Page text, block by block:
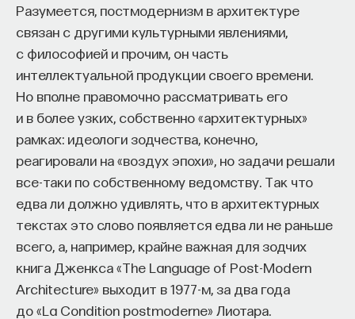
Разумеется, постмодернизм в архитектуре
связан с другими культурными явлениями,
с философией и прочим, он часть
интеллектуальной продукции своего времени.
Но вполне правомочно рассматривать его
и в более узких, собственно «архитектурных»
рамках: идеологи зодчества, конечно,
реагировали на «воздух эпохи», но задачи решали
все-таки по собственному ведомству. Так что
едва ли должно удивлять, что в архитектурных
текстах это слово появляется едва ли не раньше
всего, а, например, крайне важная для зодчих
книга Дженкса «The Language of Post-Modern
Architecture» выходит в 1977-м, за два года
до «La Condition postmoderne» Лиотара.
«Тема кажется простой: мы определяем цели,
движемся к ним — и дальше все должно
работать. Но в реальности с целеполаганием все
намного сложнее. Проблема не только
во временном разрыве, когда результат должен
проявиться через несколько лет. Ключевой
эффект образования не раскрывается в тот
момент, когда выпускник выходит на работу, —
тогда все только начинается. Дальше человек
адаптируется и еще много лет пользуется тем,
что получил в университете. Если задуматься, как
долго он опирается на свое первое образование,
речь идет не о нескольких годах,
а о десятилетиях».